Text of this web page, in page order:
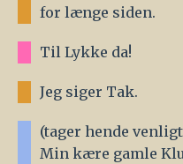
for længe siden.
Til Lykke da!
Jeg siger Tak.
(tager hende
Min kære gamle